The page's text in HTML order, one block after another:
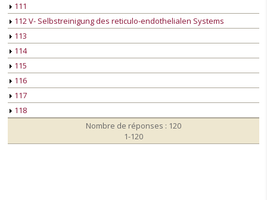
111
112 V- Selbstreinigung des reticulo-endothelialen Systems
113
114
115
116
117
118
Nombre de réponses : 120
1-120